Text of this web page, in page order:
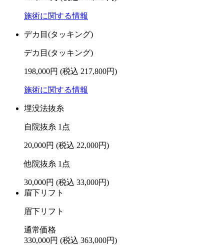
施術に関する情報
デカ目(タッキング)
デカ目(タッキング)
198,000円 (税込 217,800円)
施術に関する情報
埋没法抜糸
自院抜糸 1点
20,000円 (税込 22,000円)
他院抜糸 1点
30,000円 (税込 33,000円)
眉下リフト
眉下リフト
通常価格
330,000円 (税込 363,000円)